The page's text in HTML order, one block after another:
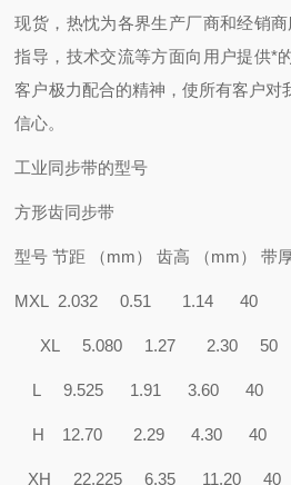
现货，热忱为各界生产厂商和经销商
指导，技术交流等方面向用户提供*
客户极力配合的精神，使所有客户对
信心。
工业同步带的型号
方形齿同步带
型号 节距 （mm） 齿高 （mm）
MXL 2.032 0.51 1.14 40
XL 5.080 1.27 2.30
L 9.525 1.91 3.60 40
H 12.70 2.29 4.30 40
XH 22.225 6.35 11.20